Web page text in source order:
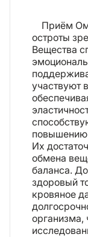
Приём
остроты
Вещества
участвуют
повышению
Их
обмена
баланса.
здоровый
кровяное
организма,